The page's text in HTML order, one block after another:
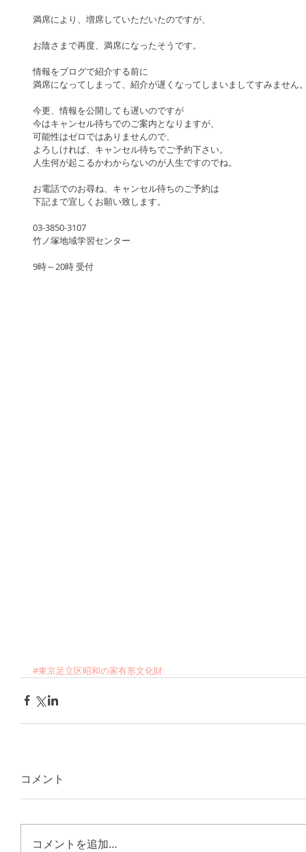
満席により、増席していただいたのですが、
お陰さまで再度、満席になったそうです。
情報をブログで紹介する前に
満席になってしまって、紹介が遅くなってしまいましてすみません
今更、情報を公開しても遅いのですが
今はキャンセル待ちでのご案内となりますが、
可能性はゼロではありませんので、
よろしければ、キャンセル待ちでご予約下さい。
人生何が起こるかわからないのが人生ですのでね。
お電話でのお尋ね、キャンセル待ちのご予約は
下記まで宜しくお願い致します。
03-3850-3107
竹ノ塚地域学習センター
9時～20時 受付
#東京足立区昭和の家有形文化財
コメント
コメントを追加…